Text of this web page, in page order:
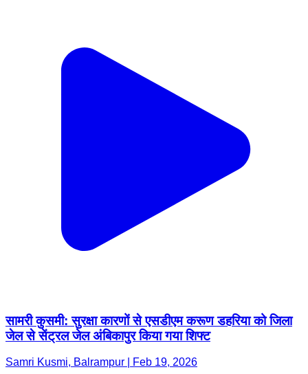
सामरी कुसमी: सुरक्षा कारणों से एसडीएम करूण डहरिया को जिला
जेल से सेंट्रल जेल अंबिकापुर किया गया शिफ्ट
Samri Kusmi, Balrampur | Feb 19, 2026